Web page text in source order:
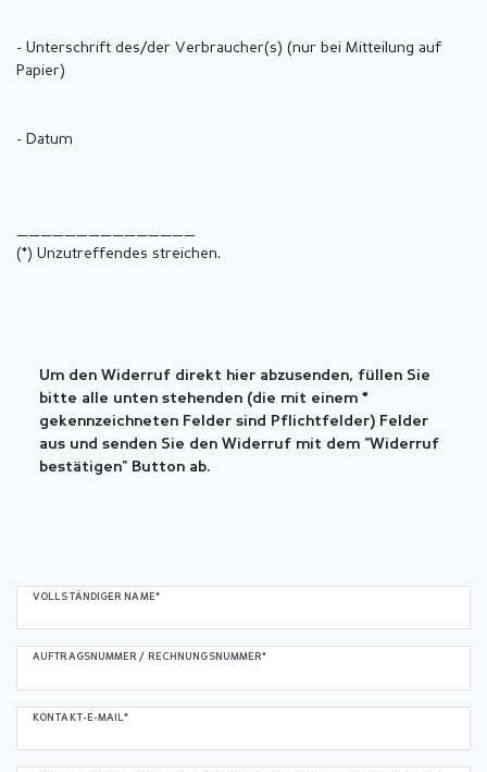
- Unterschrift des/der Verbraucher(s) (nur bei Mitteilung auf
Papier)
- Datum
(*) Unzutreffendes streichen.
Um den Widerruf direkt hier abzusenden, füllen Sie
bitte alle unten stehenden (die mit einem *
gekennzeichneten Felder sind Pflichtfelder) Felder
aus und senden Sie den Widerruf mit dem "Widerruf
bestätigen" Button ab.
VOLLSTÄNDIGER NAME*
AUFTRAGSNUMMER / RECHNUNGSNUMMER*
KONTAKT-E-MAIL*
Ceres::Template.mailFormHoneypotLabel